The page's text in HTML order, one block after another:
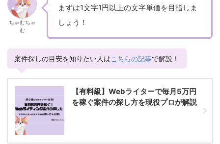
ちゃむちゃ
む
まずは1文字1円以上の文字単価を目指しま
しょう！
案件探しの目安を知りたい人はこちらの記事で解説！
【有料級】Webライターで毎月5万円
を稼ぐ案件の探し方を現役プロが解説